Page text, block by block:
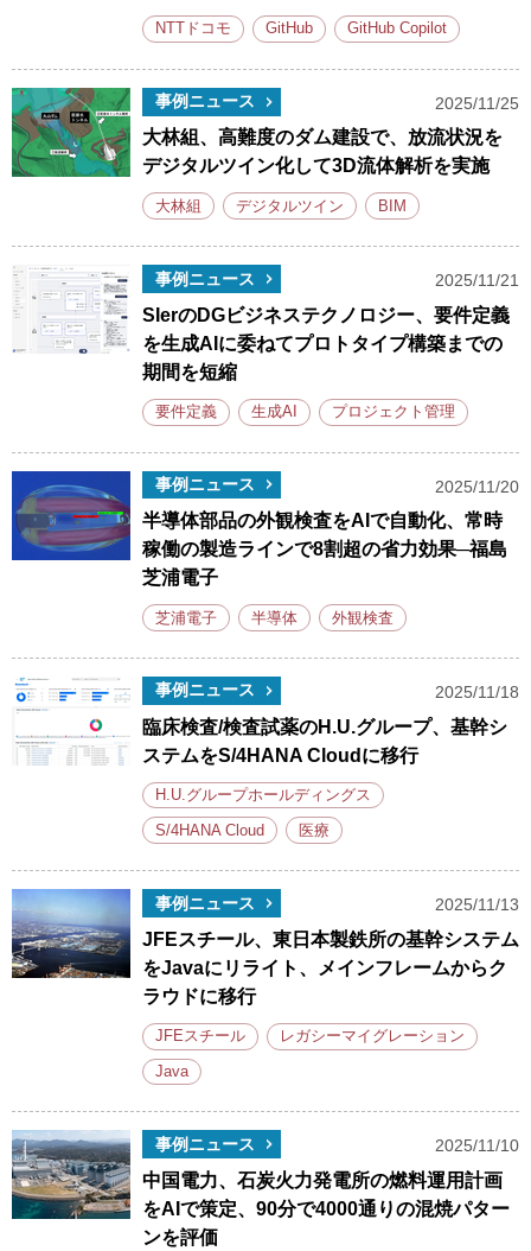
NTTドコモ GitHub GitHub Copilot
事例ニュース 2025/11/25
大林組、高難度のダム建設で、放流状況を
デジタルツイン化して3D流体解析を実施
大林組 デジタルツイン BIM
事例ニュース 2025/11/21
SIerのDGビジネステクノロジー、要件定義
を生成AIに委ねてプロトタイプ構築までの
期間を短縮
要件定義 生成AI プロジェクト管理
事例ニュース 2025/11/20
半導体部品の外観検査をAIで自動化、常時
稼働の製造ラインで8割超の省力効果─福島
芝浦電子
芝浦電子 半導体 外観検査
事例ニュース 2025/11/18
臨床検査/検査試薬のH.U.グループ、基幹シ
ステムをS/4HANA Cloudに移行
H.U.グループホールディングス
S/4HANA Cloud 医療
事例ニュース 2025/11/13
JFEスチール、東日本製鉄所の基幹システム
をJavaにリライト、メインフレームからク
ラウドに移行
JFEスチール レガシーマイグレーション
Java
事例ニュース 2025/11/10
中国電力、石炭火力発電所の燃料運用計画
をAIで策定、90分で4000通りの混焼パター
ンを評価